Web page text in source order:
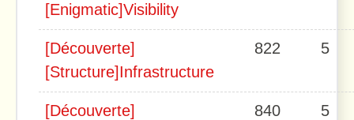
[Enigmatic]Visibility
[Découverte]
[Structure]Infrastructure
822 5
[Découverte]
840 5